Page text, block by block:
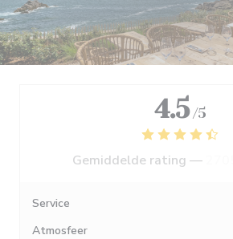
4.5 /5
Gemiddelde rating —
Service
Atmosfeer